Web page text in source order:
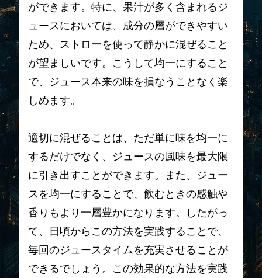
ができます。特に、果汁が多く含まれるジ
ュースにおいては、成分の層ができやすい
ため、ストローを使って静かに混ぜること
が望ましいです。こうして均一にすること
で、ジュース本来の味を損なうことなく楽
しめます。
適切に混ぜることは、ただ単に味を均一に
するだけでなく、ジュースの風味を最大限
に引き出すことができます。また、ジュー
スを均一にすることで、飲むときの感触や
香りもより一層豊かになります。したがっ
て、日頃からこの方法を実践することで、
毎回のジュースタイムを充実させることが
できるでしょう。この効果的な方法を実践